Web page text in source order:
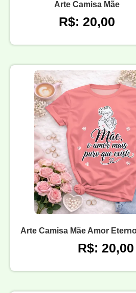
Arte Camisa Mãe
R$: 20,00
Arte Camisa Mãe Amor
R$: 20,00